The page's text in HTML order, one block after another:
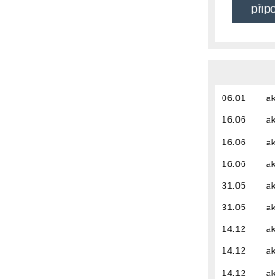
06.01
16.06
16.06
16.06
31.05
31.05
14.12
14.12
14.12